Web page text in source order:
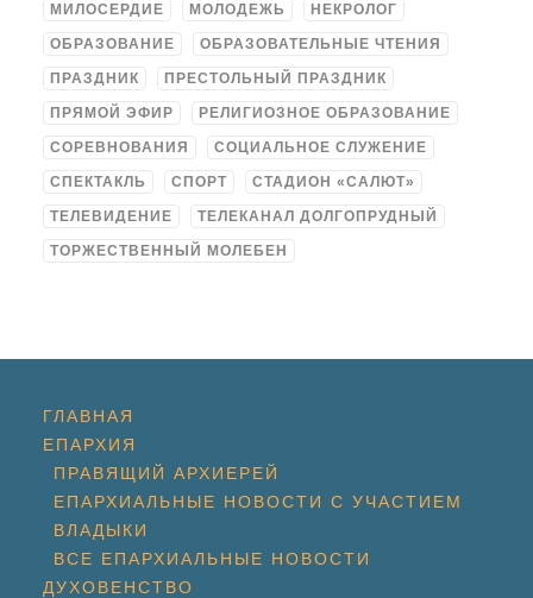
МИЛОСЕРДИЕ МОЛОДЕЖЬ НЕКРОЛОГ
ОБРАЗОВАНИЕ ОБРАЗОВАТЕЛЬНЫЕ ЧТЕНИЯ
ПРАЗДНИК ПРЕСТОЛЬНЫЙ ПРАЗДНИК
ПРЯМОЙ ЭФИР РЕЛИГИОЗНОЕ ОБРАЗОВАНИЕ
СОРЕВНОВАНИЯ СОЦИАЛЬНОЕ СЛУЖЕНИЕ
СПЕКТАКЛЬ СПОРТ СТАДИОН «САЛЮТ»
ТЕЛЕВИДЕНИЕ ТЕЛЕКАНАЛ ДОЛГОПРУДНЫЙ
ТОРЖЕСТВЕННЫЙ МОЛЕБЕН
ГЛАВНАЯ
ЕПАРХИЯ
ПРАВЯЩИЙ АРХИЕРЕЙ
ЕПАРХИАЛЬНЫЕ НОВОСТИ С УЧАСТИЕМ
ВЛАДЫКИ
ВСЕ ЕПАРХИАЛЬНЫЕ НОВОСТИ
ДУХОВЕНСТВО